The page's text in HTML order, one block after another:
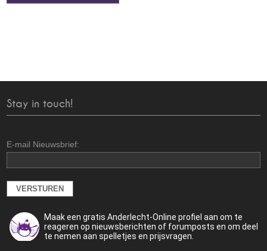
Stay in touch!
E-mail Nieuwsbrief:
Maak een gratis Anderlecht-Online profiel aan om te
reageren op nieuwsberichten of forumposts en om deel
te nemen aan spelletjes en prijsvragen.